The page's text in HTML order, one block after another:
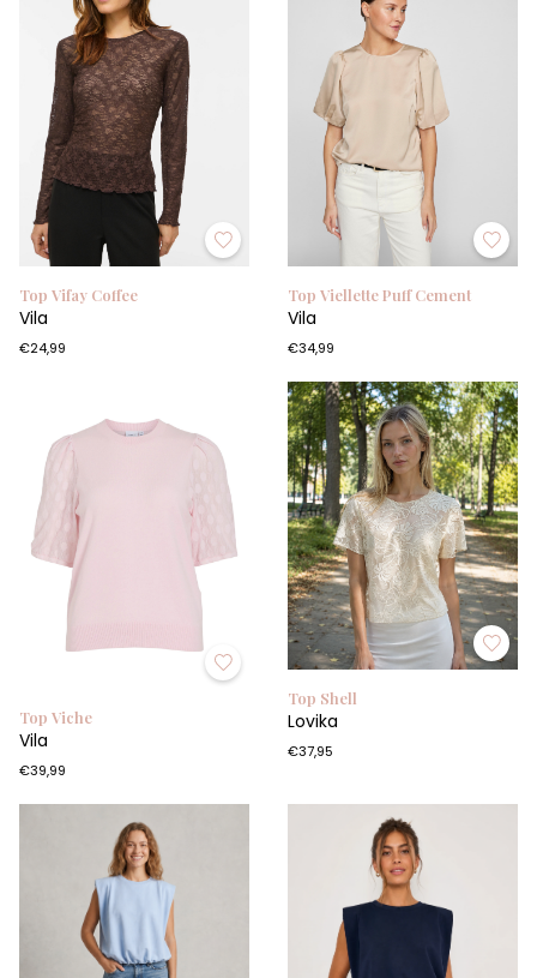
Top Vifay Coffee
Vila
€24,99
Top Viellette Puff Cement
Vila
€34,99
Top Viche
Vila
€39,99
Top Shell
Lovika
€37,95